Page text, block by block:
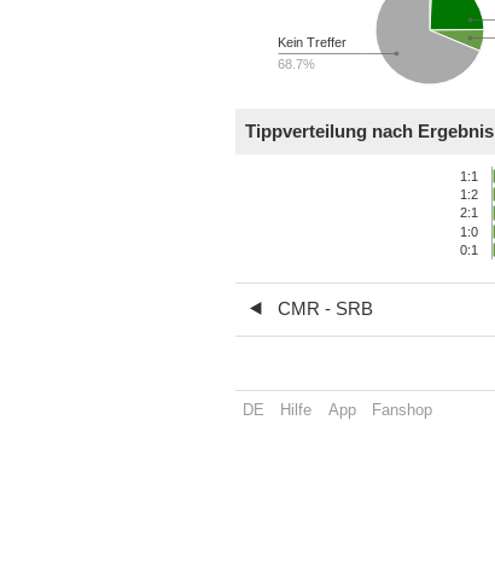
Kein Treffer
68.7%
Tippverteilung nach Ergebnis
1:1
1:2
2:1
1:0
0:1
CMR - SRB
DE Hilfe App Fanshop